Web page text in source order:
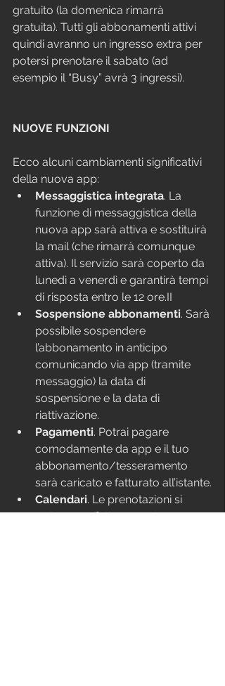
gratuito (la domenica rimarrà
gratuita). Tutti gli abbonamenti attivi
quindi avranno un ingresso extra per
potersi prenotare il sabato (ad
esempio il “Busy” avrà 3 ingressi).
NUOVE FUNZIONI
Ecco alcuni cambiamenti significativi
della nuova app:
Messaggistica integrata. La
funzione di messaggistica della
nuova app sarà attiva e sostituirà
la mail (che rimarrà comunque
attiva). Il servizio sarà coperto da
lunedì a venerdì e garantirà tempi
di risposta entro le 12 ore.II
Sospensione abbonamenti. Sarà
possibile sospendere
l’abbonamento in anticipo
comunicando via app (tramite
messaggio) la data di
sospensione e la data di
riattivazione.
Pagamenti. Potrai pagare
comodamente da app e il tuo
abbonamento/tesseramento
sarà caricato e fatturato all’istante.
Calendari. Le prenotazioni si
potranno effettuare su tre